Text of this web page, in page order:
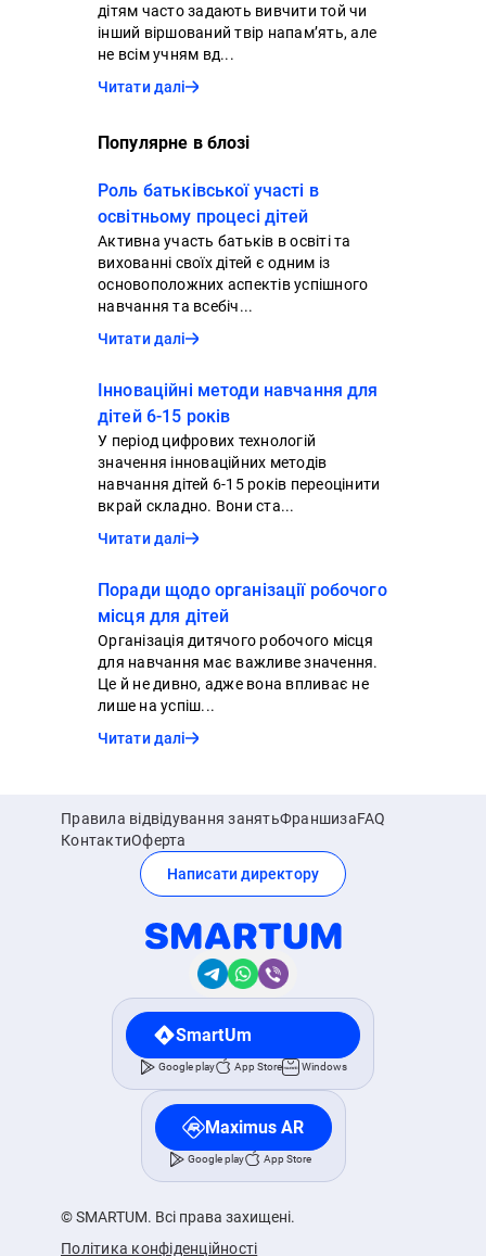
дітям часто задають вивчити той чи
інший віршований твір напам’ять, але
не всім учням вд...
Читати далі
Популярне в блозі
Роль батьківської участі в
освітньому процесі дітей
Активна участь батьків в освіті та
вихованні своїх дітей є одним із
основоположних аспектів успішного
навчання та всебіч...
Читати далі
Інноваційні методи навчання для
дітей 6-15 років
У період цифрових технологій
значення інноваційних методів
навчання дітей 6-15 років переоцінити
вкрай складно. Вони ста...
Читати далі
Поради щодо організації робочого
місця для дітей
Організація дитячого робочого місця
для навчання має важливе значення.
Це й не дивно, адже вона впливає не
лише на успіш...
Читати далі
Правила відвідування занятьФраншизаFAQ
КонтактиОферта
Написати директору
SmartUm
Google play App Store Windows
Maximus AR
Google play App Store
© SMARTUM. Всі права захищені.
Політика конфіденційності